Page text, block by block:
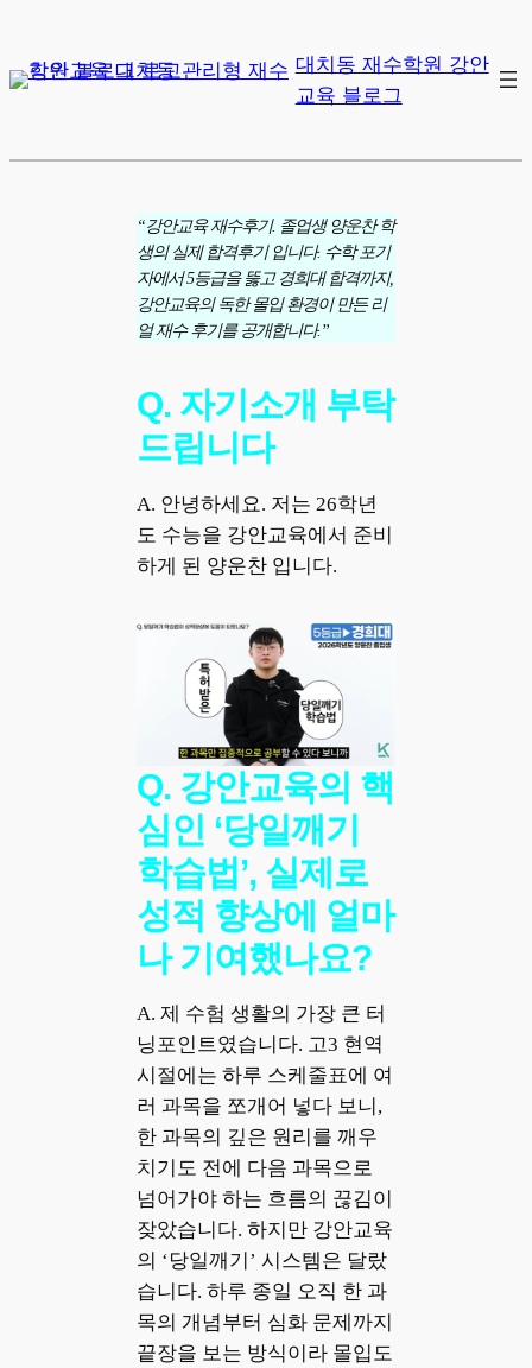
대치동 재수학원 강안
교육 블로그
“강안교육 재수후기. 졸업생 양운찬 학
생의 실제 합격후기 입니다. 수학 포기
자에서 5등급을 뚫고 경희대 합격까지,
강안교육의 독한 몰입 환경이 만든 리
얼 재수 후기를 공개합니다.”
Q. 자기소개 부탁
드립니다
A. 안녕하세요. 저는 26학년
도 수능을 강안교육에서 준비
하게 된 양운찬 입니다.
Q. 강안교육의 핵
심인 ‘당일깨기
학습법’, 실제로
성적 향상에 얼마
나 기여했나요?
A. 제 수험 생활의 가장 큰 터
닝포인트였습니다. 고3 현역
시절에는 하루 스케줄표에 여
러 과목을 쪼개어 넣다 보니,
한 과목의 깊은 원리를 깨우
치기도 전에 다음 과목으로
넘어가야 하는 흐름의 끊김이
잦았습니다. 하지만 강안교육
의 ‘당일깨기’ 시스템은 달랐
습니다. 하루 종일 오직 한 과
목의 개념부터 심화 문제까지
끝장을 보는 방식이라 몰입도